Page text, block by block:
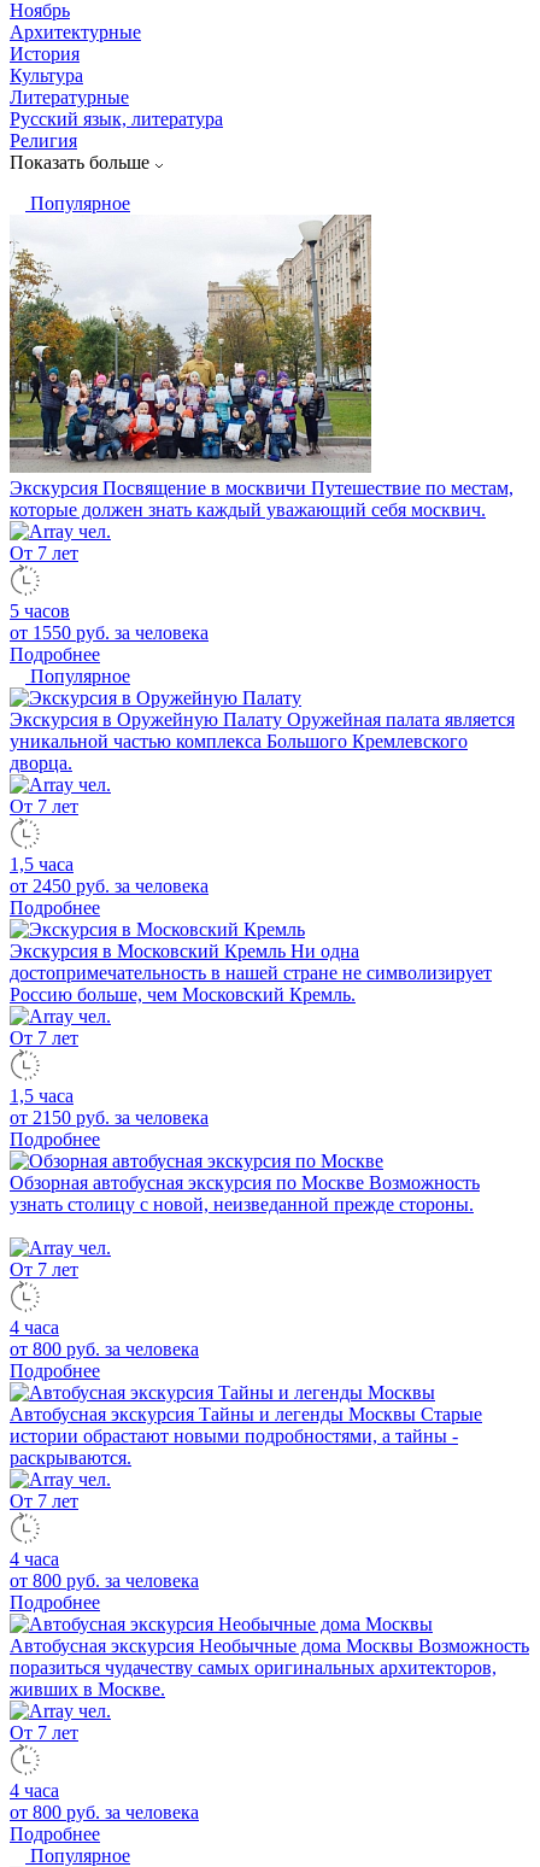
Ноябрь
Архитектурные
История
Культура
Литературные
Русский язык, литература
Религия
Показать больше
Популярное
Экскурсия Посвящение в москвичи Путешествие по местам,
которые должен знать каждый уважающий себя москвич.
От 7 лет
5 часов
от 1550 руб. за человека
Подробнее
Популярное
Экскурсия в Оружейную Палату Оружейная палата является
уникальной частью комплекса Большого Кремлевского
дворца.
От 7 лет
1,5 часа
от 2450 руб. за человека
Подробнее
Экскурсия в Московский Кремль Ни одна
достопримечательность в нашей стране не символизирует
Россию больше, чем Московский Кремль.
От 7 лет
1,5 часа
от 2150 руб. за человека
Подробнее
Обзорная автобусная экскурсия по Москве Возможность
узнать столицу с новой, неизведанной прежде стороны.
От 7 лет
4 часа
от 800 руб. за человека
Подробнее
Автобусная экскурсия Тайны и легенды Москвы Старые
истории обрастают новыми подробностями, а тайны -
раскрываются.
От 7 лет
4 часа
от 800 руб. за человека
Подробнее
Автобусная экскурсия Необычные дома Москвы Возможность
поразиться чудачеству самых оригинальных архитекторов,
живших в Москве.
От 7 лет
4 часа
от 800 руб. за человека
Подробнее
Популярное